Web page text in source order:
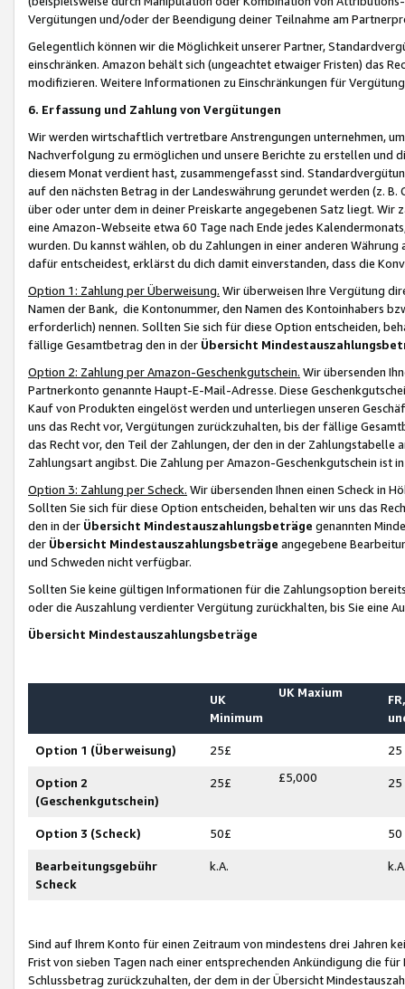
Vergütungen und/oder der Beendigung deiner Teilnahme am
Gelegentlich können wir die Möglichkeit unserer Partner,
einschränken. Amazon behält sich (ungeachtet etwaiger Fristen) das
modifizieren. Weitere Informationen zu Einschränkungen für
6. Erfassung und Zahlung von Vergütungen
Wir werden wirtschaftlich vertretbare Anstrengungen unternehmen,
Nachverfolgung zu ermöglichen und unsere Berichte zu erstellen und
diesem Monat verdient hast, zusammengefasst sind.
auf den nächsten Betrag in der Landeswährung gerundet werden (z.
über oder unter dem in deiner Preiskarte angegebenen Satz liegt.
eine Amazon-Webseite etwa 60 Tage nach Ende jedes
wurden. Du kannst wählen, ob du Zahlungen in einer anderen
dafür entscheidest, erklärst du dich damit einverstanden, dass die
Option 1: Zahlung per Überweisung. Wir überweisen Ihre Vergütung
Namen der Bank, die Kontonummer, den Namen des Kontoinhabers
erforderlich) nennen. Sollten Sie sich für diese Option entscheiden,
fällige Gesamtbetrag den in der Übersicht
Option 2: Zahlung per Amazon-Geschenkgutschein. Wir übersenden
Partnerkonto genannte Haupt-E-Mail-Adresse. Diese
Kauf von Produkten eingelöst werden und unterliegen unseren
uns das Recht vor, Vergütungen zurückzuhalten, bis der fällige
das Recht vor, den Teil der Zahlungen, der den in der
Zahlungsart angibst. Die Zahlung per Amazon-Geschenkgutschein ist
Option 3: Zahlung per Scheck. Wir übersenden Ihnen einen Scheck in
Sollten Sie sich für diese Option entscheiden, behalten wir uns das
den in der Übersicht Mindestauszahlungsbeträge genannten
der Übersicht Mindestauszahlungsbeträge angegebene
und Schweden nicht verfügbar.
Sollten Sie keine gültigen Informationen für die Zahlungsoption
oder die Auszahlung verdienter Vergütung zurückhalten, bis Sie
Übersicht Mindestauszahlungsbeträge
UK
Minimum
UK Maxium
Option 1 (Überweisung) 25£ 25
Option 2
(Geschenkgutschein)
25£ £5,000 25
Option 3 (Scheck) 50£ 50
Bearbeitungsgebühr
Scheck
k.A.
Sind auf Ihrem Konto für einen Zeitraum von mindestens drei Jahren
Frist von sieben Tagen nach einer entsprechenden Ankündigung die
Schlussbetrag zurückzuhalten, der dem in der Übersicht